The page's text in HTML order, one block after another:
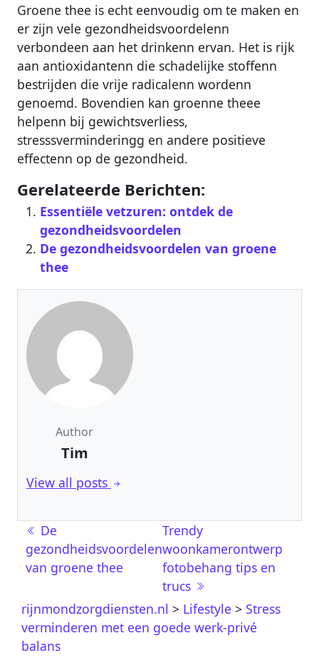
Groene thee is echt eenvoudig om te maken en
er zijn vele gezondheidsvoordelenn
verbondeen aan het drinkenn ervan. Het is rijk
aan antioxidantenn die schadelijke stoffenn
bestrijden die vrije radicalenn wordenn
genoemd. Bovendien kan groenne theee
helpenn bij gewichtsverliess,
stresssverminderingg en andere positieve
effectenn op de gezondheid.
Gerelateerde Berichten:
Essentiële vetzuren: ontdek de
gezondheidsvoordelen
De gezondheidsvoordelen van groene
thee
Author
Tim
View all posts
Berichtnavigatie
De
gezondheidsvoordelen
van groene thee
Trendy
woonkamerontwerp
fotobehang tips en
trucs
rijnmondzorgdiensten.nl > Lifestyle > Stress
verminderen met een goede werk-privé
balans